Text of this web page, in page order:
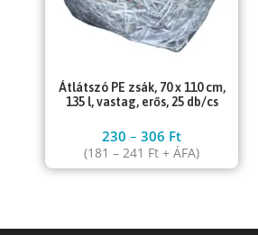
Átlátszó PE zsák, 70 x 110 cm,
135 l, vastag, erős, 25 db/cs
230–306 Ft
(181–241 Ft + ÁFA)